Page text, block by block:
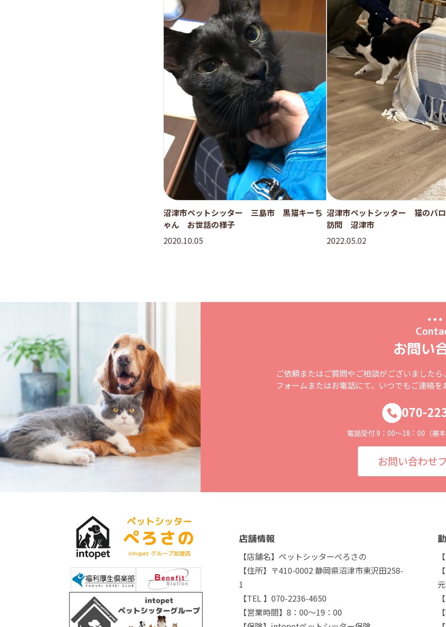
沼津市ペットシッター 三島市 黒猫キーち
ゃん お世話の様子
2020.10.05
沼津市ペットシッター 猫のバ
訪問 沼津市
2022.05.02
お問い
ご依頼またはご質問やご相談がございました
フォームまたはお電話にて、いつでもご連絡
070-
電話受付 9：00～18：00（基
お問い合わせ
店舗情報
【店舗名】ペットシッターぺろさの
【住所】〒410-0002 静岡県沼津市東沢田258-
1
【TEL 】070-2236-4650
【営業時間】8：00～19：00